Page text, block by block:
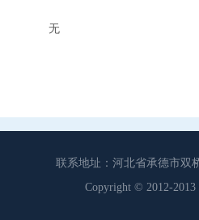
无
联系地址：河北省承德市双
Copyright © 2012-2013